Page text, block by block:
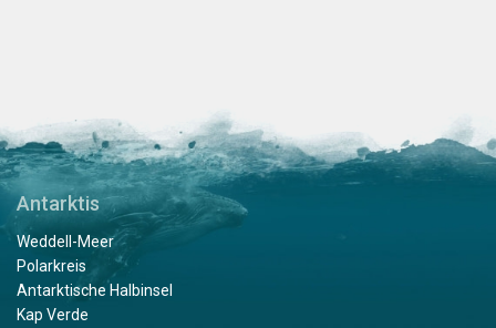
Antarktis
Weddell-Meer
Polarkreis
Antarktische Halbinsel
Kap Verde